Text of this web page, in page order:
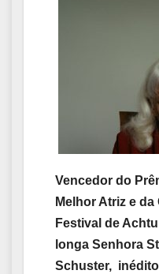
Vencedor do
Melhor Atriz e
Festival de
longa Senhora
Schuster,